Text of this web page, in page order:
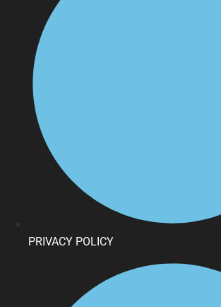
PRIVACY POLICY